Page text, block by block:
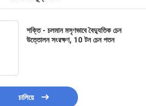
শক্তি - চলমান মসৃণভাবে বৈদ্যুতিক চেন
উত্তোলন সংরক্ষণ, 10 টন চেন পতন
চালিয়ে